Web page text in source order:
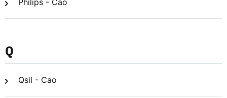
Philips - Cao
Q
Qsil - Cao